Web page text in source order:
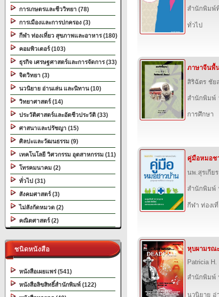
การเกษตรและชีววิทยา (78)
การเมืองและการปกครอง (3)
กีฬา ท่องเที่ยว สุขภาพและอาหาร (180)
คอมพิวเตอร์ (103)
ธุรกิจ เศรษฐศาสตร์และการจัดการ (33)
จิตวิทยา (3)
นวนิยาย อ่านเล่น และนิทาน (10)
วิทยาศาสตร์ (14)
ประวัติศาสตร์และอัตชีวประวัติ (33)
ศาสนาและปรัชญา (15)
ศิลปะและวัฒนธรรม (9)
เทคโนโลยี วิศวกรรม อุตสาหกรรม (11)
โทรคมนาคม (2)
ทั่วไป (31)
สังคมศาสตร์ (3)
ไม่สังกัดหมวด (2)
คณิตศาสตร์ (2)
ชนิดหนังสือ
หนังสือเผยแพร่ (541)
หนังสือลิขสิทธิ์สำนักพิมพ์ (122)
สำนักพิมพ์
ทั่วไป
ภาษาจีนพื้น
สิริฉัตร ชัย
สำนักพิมพ์
การศึกษา
คู่มือหมอช
นพ.สุรเกีย
สำนักพิมพ์
กีฬา ท่องเ
หุบผามรณ
Patricia
สำนักพิมพ์
นวนิยาย อ่